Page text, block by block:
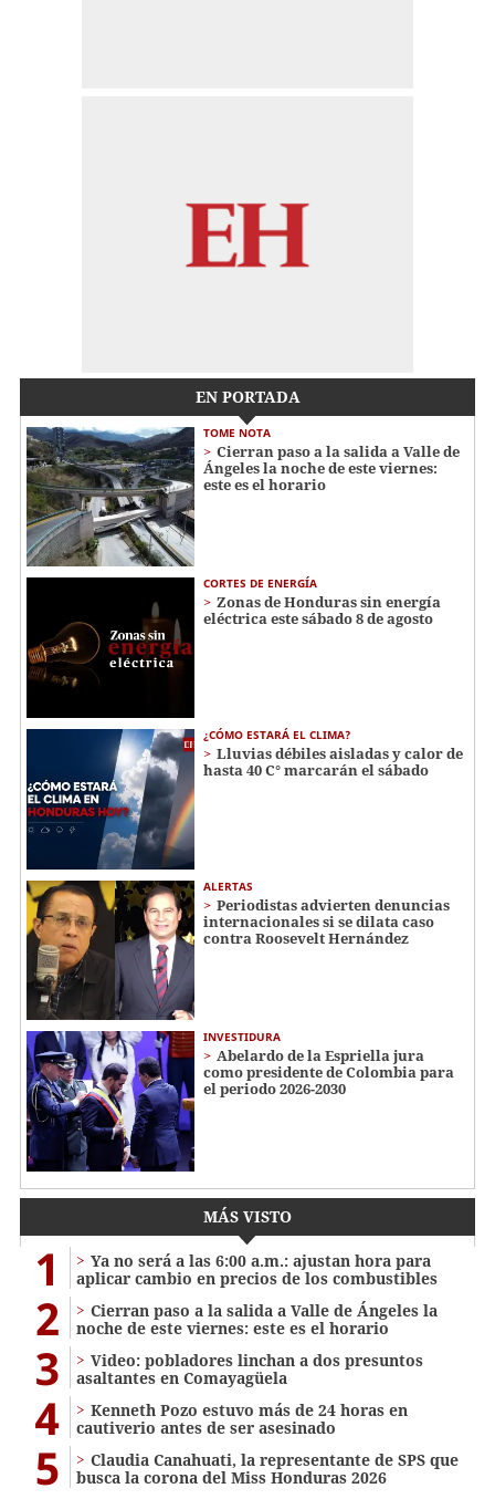
EN PORTADA
TOME NOTA
Cierran paso a la salida a Valle de
Ángeles la noche de este viernes:
este es el horario
CORTES DE ENERGÍA
Zonas de Honduras sin energía
eléctrica este sábado 8 de agosto
¿CÓMO ESTARÁ EL CLIMA?
Lluvias débiles aisladas y calor de
hasta 40 C° marcarán el sábado
ALERTAS
Periodistas advierten denuncias
internacionales si se dilata caso
contra Roosevelt Hernández
INVESTIDURA
Abelardo de la Espriella jura
como presidente de Colombia para
el periodo 2026-2030
MÁS VISTO
1
Ya no será a las 6:00 a.m.: ajustan hora para
aplicar cambio en precios de los combustibles
2
Cierran paso a la salida a Valle de Ángeles la
noche de este viernes: este es el horario
3
Video: pobladores linchan a dos presuntos
asaltantes en Comayagüela
4
Kenneth Pozo estuvo más de 24 horas en
cautiverio antes de ser asesinado
5
Claudia Canahuati, la representante de SPS que
busca la corona del Miss Honduras 2026